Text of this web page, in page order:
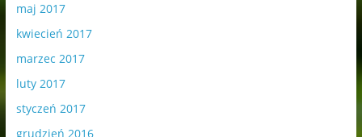
maj 2017
kwiecień 2017
marzec 2017
luty 2017
styczeń 2017
grudzień 2016